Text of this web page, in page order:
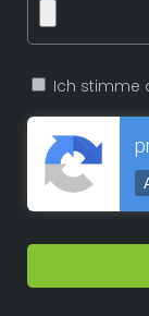
Ich stimme